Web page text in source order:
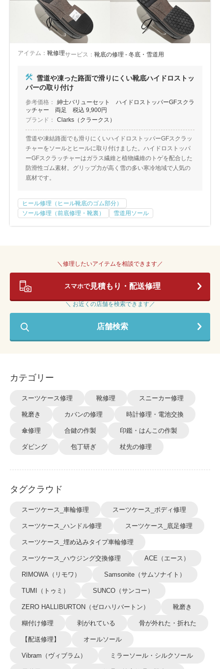
アイテム： 靴修理サービス： 靴底の修理 - 冬底・雪道用
雪道や凍った路面で滑りにくい靴底ハイドロストッ
パーの取り付け
参考価格：
紳士バリューセット ハイドロストッパーGFスクラ
ッチャー 両足 税込 9,900円
ブランド：
Clarks（クラークス）
雪道や凍結路面でも滑りにくいハイドロストッパーGFスクラッ
チャーをソールとヒールに取り付けました。ハイドロストッパ
ーGFスクラッチャーはガラス繊維と植物繊維のトゲを配合した
防滑性ゴム素材。グリップ力が高く雪の多い寒冷地域で人気の
底材です。
ヒール修理（ヒール靴底のゴム部分）
ソール修理（前底修理・靴裏）
雪道用ソール
＼修理したいアイテムを相談できます／
スマホで見積もり・配送修理
＼ お近くの店舗を検索できます／
店舗検索
カテゴリー
スーツケース修理 靴修理 スニーカー修理
靴磨き カバンの修理 時計修理・電池交換
傘修理 合鍵の作製 印鑑・はんこの作製
ダビング 包丁研ぎ 杖先の修理
タグクラウド
スーツケース_車輪修理 スーツケース_ボディ修理
スーツケース_ハンドル修理 スーツケース_底足修理
スーツケース_埋め込みタイプ車輪修理
スーツケース_ハウジング交換修理 ACE（エース）
RIMOWA（リモワ） Samsonite（サムソナイト）
TUMI（トゥミ） SUNCO（サンコー）
ZERO HALLIBURTON（ゼロハリバートン） 靴磨き
糊付け修理 剥がれている 骨が外れた・折れた
【配送修理】 オールソール
Vibram（ヴィブラム） ミラーソール・シルクソール